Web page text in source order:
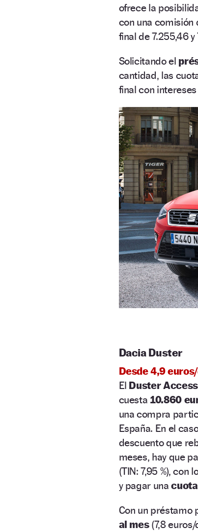
ofrece la
con una
final de 7.255,46 y
Solicitando el
cantidad, las
final con
Dacia Duster
Desde 4,9
El Duster
cuesta 10.860
una compra
España. En el
descuento que
meses, hay que
(TIN: 7,95 %),
y pagar una
Con un préstamo
al mes(7,8